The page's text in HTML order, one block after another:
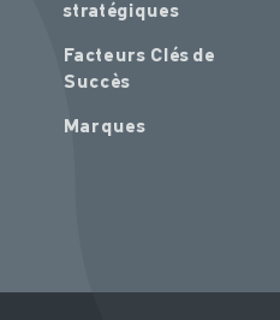
stratégiques
Facteurs Clés de
Succès
Marques